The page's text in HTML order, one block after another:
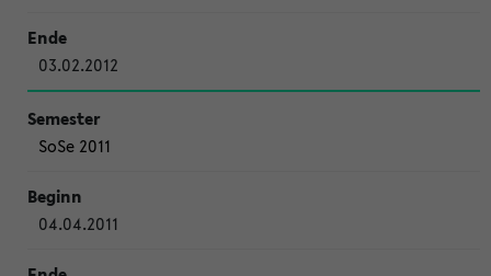
03.02.2012
SoSe 2011
04.04.2011